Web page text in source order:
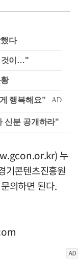
다
것이…"
신분 공개하라"
누
기콘텐츠진흥원
의하면 된다.